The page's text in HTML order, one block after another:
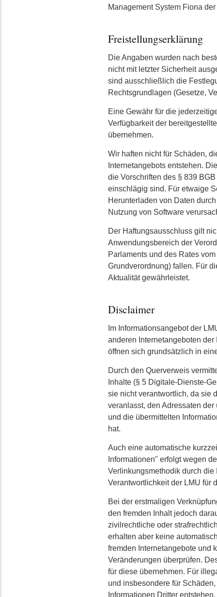
Management System Fiona der
Freistellungserklärung
Die Angaben wurden nach
nicht mit letzter Sicherheit
sind ausschließlich die
Rechtsgrundlagen (Gesetze,
Eine Gewähr für die
Verfügbarkeit der
übernehmen.
Wir haften nicht für Schäden,
Internetangebots entstehen.
die Vorschriften des § 839
einschlägig sind. Für etwaige
Herunterladen von Daten
Nutzung von Software
Der Haftungsausschluss gilt
Anwendungsbereich der
Parlaments und des Rates
Grundverordnung) fallen. Für
Aktualität gewährleistet.
Disclaimer
Im Informationsangebot der
anderen Internetangeboten
öffnen sich grundsätzlich in
Durch den Querverweis
Inhalte (§ 5 Digitale-Dienste-
sie nicht verantwortlich, da sie
veranlasst, den Adressaten
und die übermittelten
hat.
Auch eine automatische
Informationen" erfolgt wegen
Verlinkungsmethodik durch
Verantwortlichkeit der LMU für
Bei der erstmaligen
den fremden Inhalt jedoch
zivilrechtliche oder
erhalten aber keine
fremden Internetangebote und
Veränderungen überprüfen.
für diese übernehmen. Für
und insbesondere für
Informationen Dritter